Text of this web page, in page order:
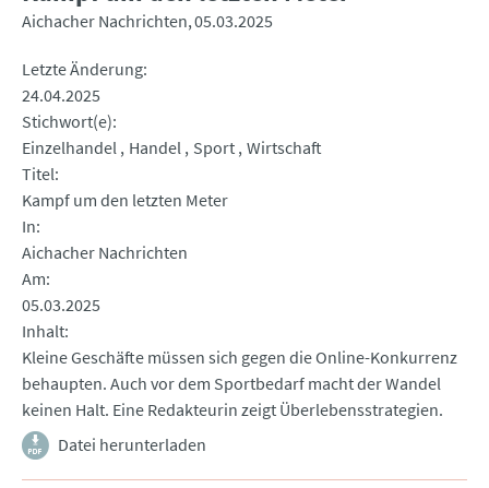
Aichacher Nachrichten 05.03.2025
Letzte Änderung
24.04.2025
Stichwort(e)
Einzelhandel Handel Sport Wirtschaft
Titel
Kampf um den letzten Meter
In
Aichacher Nachrichten
Am
05.03.2025
Inhalt
Kleine Geschäfte müssen sich gegen die Online-Konkurrenz
behaupten. Auch vor dem Sportbedarf macht der Wandel
keinen Halt. Eine Redakteurin zeigt Überlebensstrategien.
Datei herunterladen